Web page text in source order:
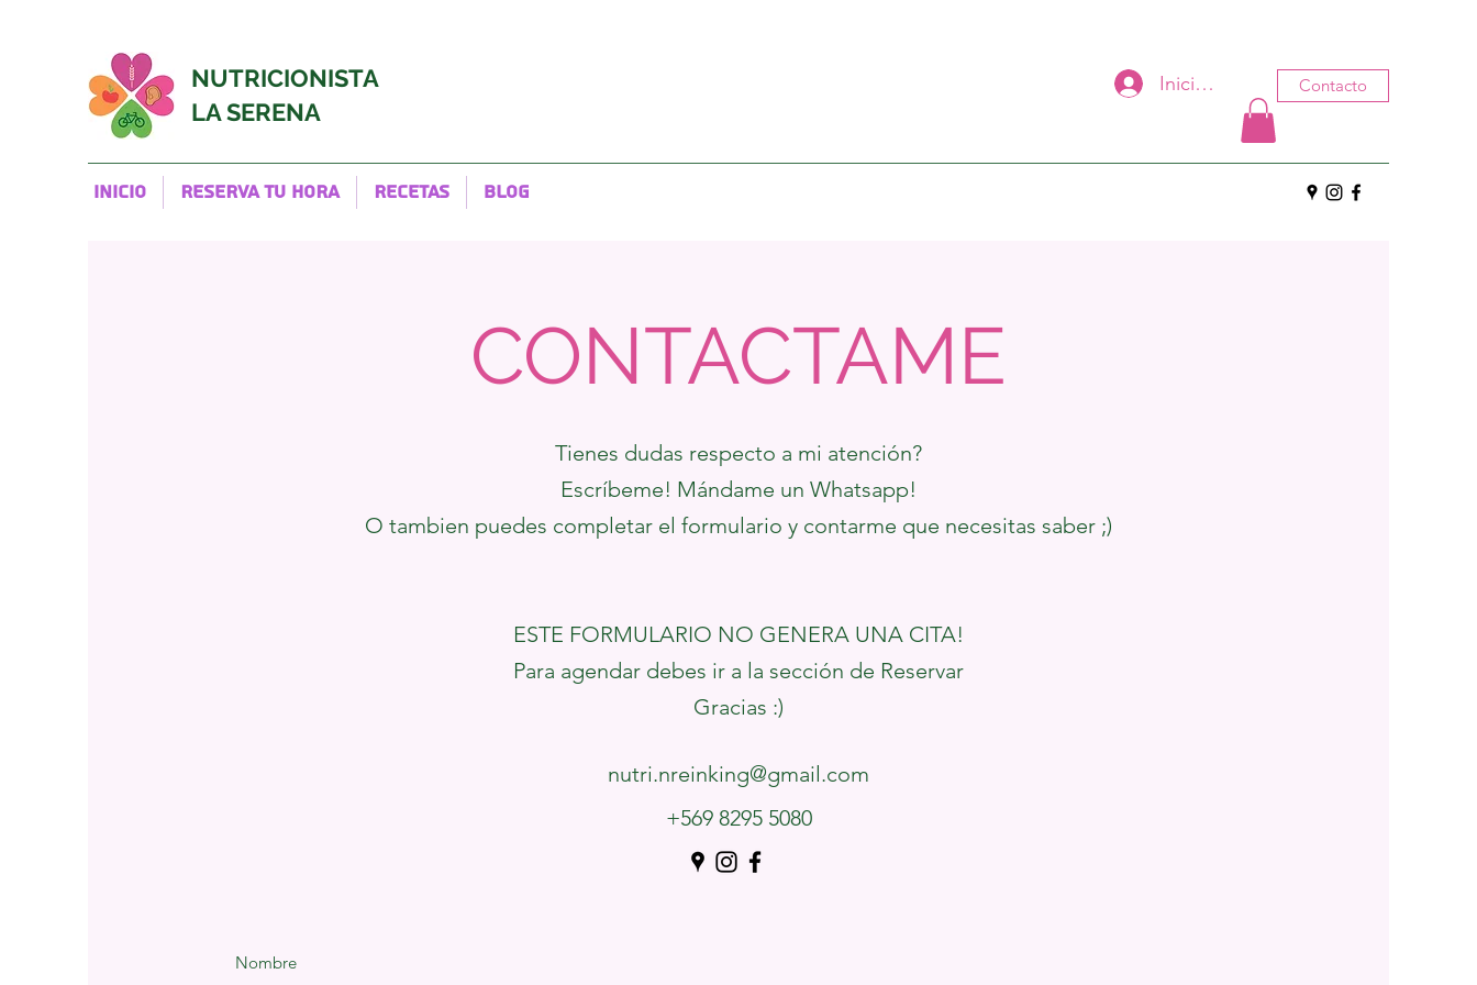
NUTRICIONISTA
LA SERENA
Contacto
Inicio RESERVA TU HORA Recetas Blog
Iniciar sesión
CONTACTAME
Tienes dudas respecto a mi atención?
Escríbeme! Mándame un Whatsapp!
O tambien puedes completar el formulario y contarme que necesitas saber ;)
ESTE FORMULARIO NO GENERA UNA CITA!
Para agendar debes ir a la sección de Reservar
Gracias :)
nutri.nreinking@gmail.com
+569 8295 5080